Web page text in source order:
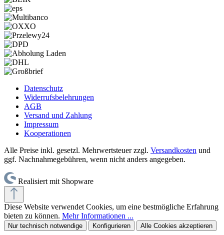
Datenschutz
Widerrufsbelehrungen
AGB
Versand und Zahlung
Impressum
Kooperationen
Alle Preise inkl. gesetzl. Mehrwertsteuer zzgl. Versandkosten und
ggf. Nachnahmegebühren, wenn nicht anders angegeben.
Realisiert mit Shopware
Diese Website verwendet Cookies, um eine bestmögliche Erfahrung
bieten zu können. Mehr Informationen ...
Nur technisch notwendige Konfigurieren Alle Cookies akzeptieren